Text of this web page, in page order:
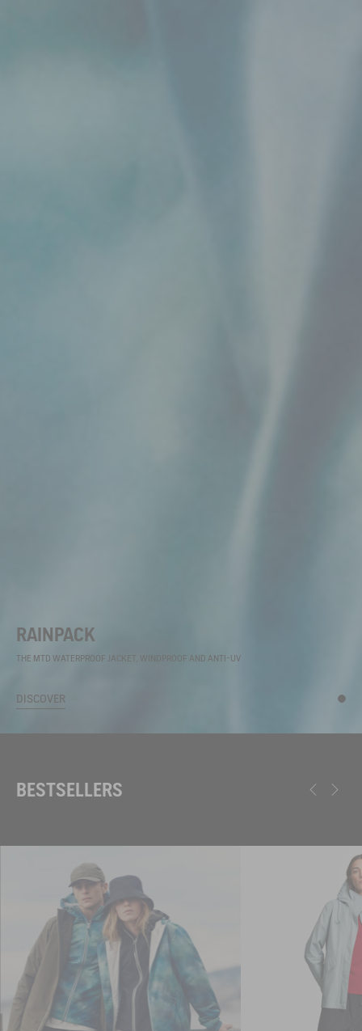
RAINPACK
THE MTD WATERPROOF JACKET, WINDPROOF AND ANTI-UV
DISCOVER
BESTSELLERS